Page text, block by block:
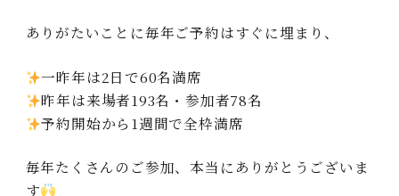
ありがたいことに毎年ご予約はすぐに埋まり、
一昨年は2日で60名満席
昨年は来場者193名・参加者78名
予約開始から1週間で全枠満席
毎年たくさんのご参加、本当にありがとうございま
す